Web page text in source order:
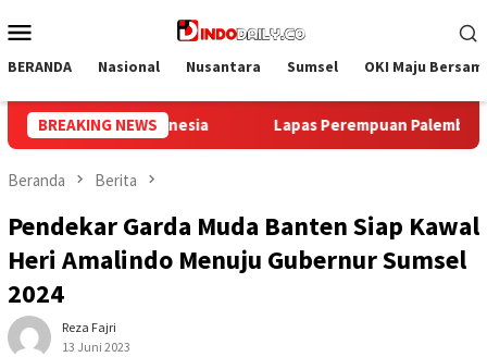
ke
Mobile
BERANDA Nasional Nusantara Sumsel OKI Maju
BREAKING NEWS
Palembang Gelar Aksi Bersih Kemerdekaan, Kobarkan
Beranda Berita
Pendekar Garda Muda Banten Siap Kawal
Heri Amalindo Menuju Gubernur Sumsel
2024
Reza Fajri
13 Juni 2023